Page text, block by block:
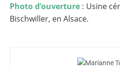
Photo d’ouverture : Usine
Bischwiller, en Alsace.